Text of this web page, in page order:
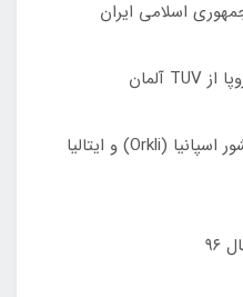
اسلامی ایران
قطعات مهم و ایمنی ساخت کشور اسپانیا (Orkli) و ایتالیا